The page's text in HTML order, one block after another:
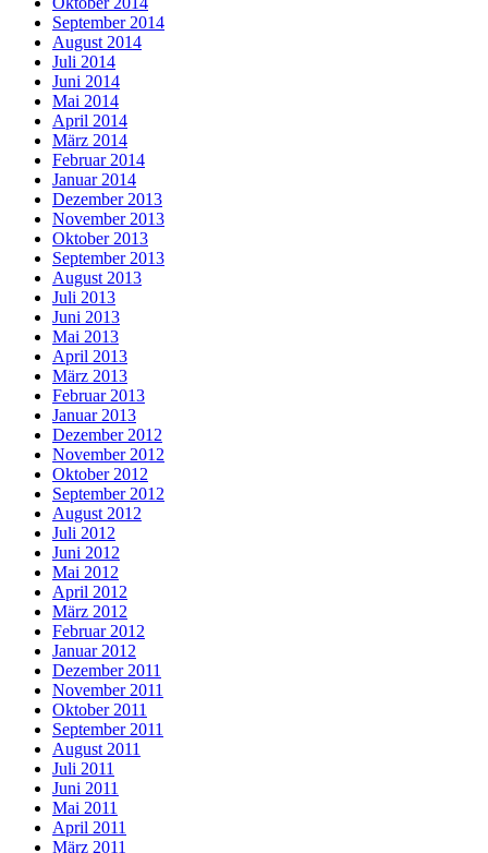
September 2014
August 2014
Juli 2014
Juni 2014
Mai 2014
April 2014
März 2014
Februar 2014
Januar 2014
Dezember 2013
November 2013
Oktober 2013
September 2013
August 2013
Juli 2013
Juni 2013
Mai 2013
April 2013
März 2013
Februar 2013
Januar 2013
Dezember 2012
November 2012
Oktober 2012
September 2012
August 2012
Juli 2012
Juni 2012
Mai 2012
April 2012
März 2012
Februar 2012
Januar 2012
Dezember 2011
November 2011
Oktober 2011
September 2011
August 2011
Juli 2011
Juni 2011
Mai 2011
April 2011
März 2011